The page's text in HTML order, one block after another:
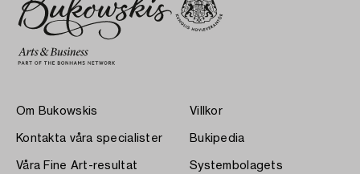
Om Bukowskis
Kontakta våra specialister
Våra Fine Art-resultat
Villkor
Bukipedia
Systembolagets